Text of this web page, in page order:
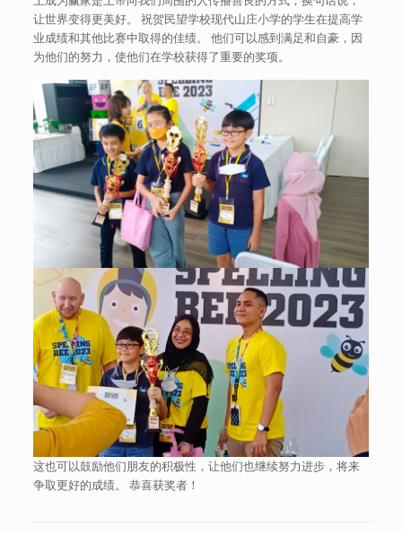
让世界变得更美好。 祝贺民望学校现代山庄小学的学生在提高学
业成绩和其他比赛中取得的佳绩。 他们可以感到满足和自豪，因
为他们的努力，使他们在学校获得了重要的奖项。
这也可以鼓励他们朋友的积极性，让他们也继续努力进步，将来
争取更好的成绩。 恭喜获奖者！